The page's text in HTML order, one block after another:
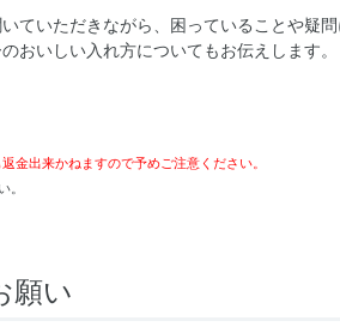
ていただきながら、困っていることや疑
おいしい入れ方についてもお伝えします。
金出来かねますので予めご注意ください。
。
願い